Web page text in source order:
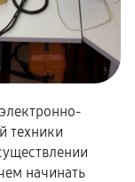
техники
начинать